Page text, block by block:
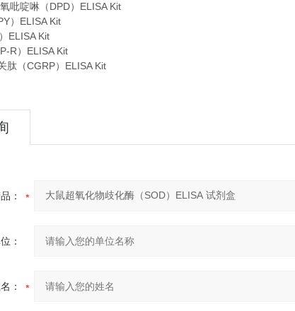
吡啶啉（DPD）ELISA Kit
）ELISA Kit
ELISA Kit
R）ELISA Kit
肽（CGRP）ELISA Kit
：
：
：